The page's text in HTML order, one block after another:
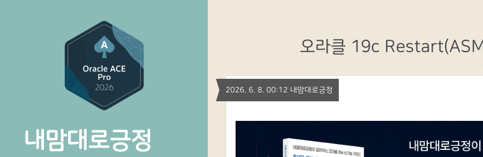
내맘대로긍정
오라클 19c
2026. 6. 8. 00:12 내맘대로긍정